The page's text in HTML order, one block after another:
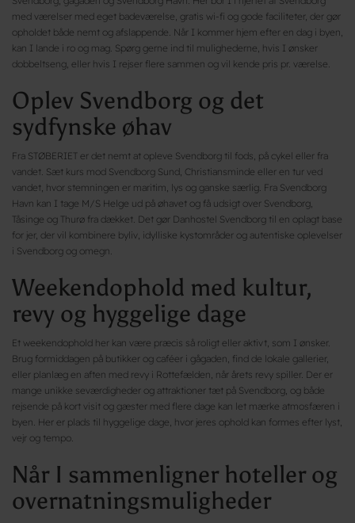
med værelser med eget badeværelse, gratis wi-fi og gode faciliteter, der gør
opholdet både nemt og afslappende. Når I kommer hjem efter en dag i byen,
kan I lande i ro og mag. Spørg gerne ind til mulighederne, hvis I ønsker
dobbeltseng, eller hvis I rejser flere sammen og vil kende pris pr. værelse.
Oplev Svendborg og det
sydfynske øhav
Fra STØBERIET er det nemt at opleve Svendborg til fods, på cykel eller fra
vandet. Sæt kurs mod Svendborg Sund, Christiansminde eller en tur ved
vandet, hvor stemningen er maritim, lys og ganske særlig. Fra Svendborg
Havn kan I tage M/S Helge ud på øhavet og få udsigt over Svendborg,
Tåsinge og Thurø fra dækket. Det gør Danhostel Svendborg til en oplagt base
for jer, der vil kombinere byliv, idylliske kystområder og autentiske oplevelser
i Svendborg og omegn.
Weekendophold med kultur,
revy og hyggelige dage
Et weekendophold her kan være præcis så roligt eller aktivt, som I ønsker.
Brug formiddagen på butikker og caféer i gågaden, find de lokale gallerier,
eller planlæg en aften med revy i Rottefælden, når årets revy spiller. Der er
mange unikke seværdigheder og attraktioner tæt på Svendborg, og både
rejsende på kort visit og gæster med flere dage kan let mærke atmosfæren i
byen. Her er plads til hyggelige dage, hvor jeres ophold kan formes efter lyst,
vejr og tempo.
Når I sammenligner hoteller og
overnatningsmuligheder